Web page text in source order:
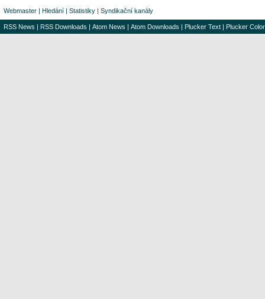
Webmaster | Hledání | Statistiky | Syndikační kanály
RSS News | RSS Downloads | Atom News | Atom Downloads | Plucker Text | Plucker Color